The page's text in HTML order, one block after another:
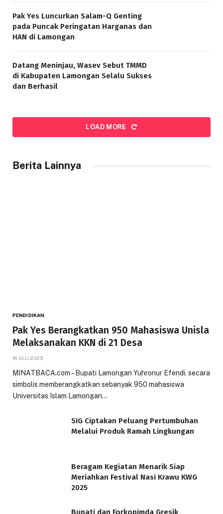
Pak Yes Luncurkan Salam-Q Genting
pada Puncak Peringatan Harganas dan
HAN di Lamongan
Datang Meninjau, Wasev Sebut TMMD
di Kabupaten Lamongan Selalu Sukses
dan Berhasil
LOAD MORE
Berita Lainnya
PENDIDIKAN
Pak Yes Berangkatkan 950 Mahasiswa Unisla
Melaksanakan KKN di 21 Desa
16 JULI 2025
MINATBACA.com – Bupati Lamongan Yuhronur Efendi, secara
simbolis memberangkatkan sebanyak 950 mahasiswa
Universitas Islam Lamongan…
SIG Ciptakan Peluang Pertumbuhan
Melalui Produk Ramah Lingkungan
Beragam Kegiatan Menarik Siap
Meriahkan Festival Nasi Krawu KWG
2025